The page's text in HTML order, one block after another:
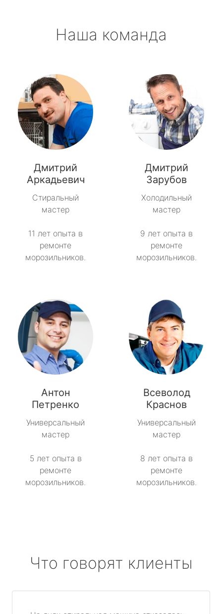
Наша команда
Дмитрий
Аркадьевич
Стиральный
мастер
11 лет опыта в
ремонте
морозильников.
Дмитрий
Зарубов
Холодильный
мастер
9 лет опыта в
ремонте
морозильников.
Антон
Петренко
Универсальный
мастер
5 лет опыта в
ремонте
морозильников.
Всеволод
Краснов
Универсальный
мастер
8 лет опыта в
ремонте
морозильников.
Что говорят клиенты